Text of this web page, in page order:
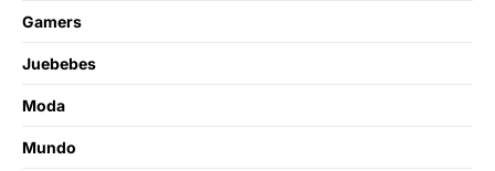
Gamers
Juebebes
Moda
Mundo